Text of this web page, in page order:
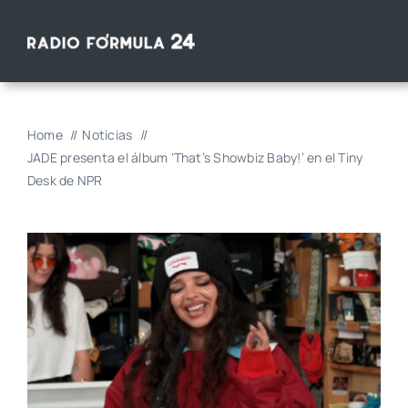
Home
Noticias
JADE presenta el álbum ‘That’s Showbiz Baby!’ en el Tiny
Desk de NPR